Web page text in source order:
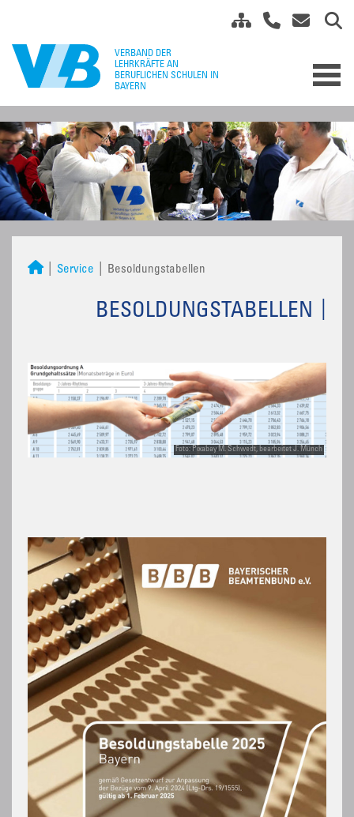
Service Besoldungstabellen
BESOLDUNGSTABELLEN
Foto: Pixabay M. Schwedt, bearbeitet J. Münch